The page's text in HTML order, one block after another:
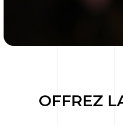
OFFREZ